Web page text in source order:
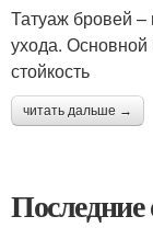
Татуаж бровей –
ухода. Основной
стойкость
читать дальше →
Последние